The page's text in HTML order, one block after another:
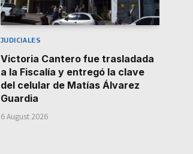
JUDICIALES
Victoria Cantero fue trasladada
a la Fiscalía y entregó la clave
del celular de Matías Álvarez
Guardia
6 August 2026